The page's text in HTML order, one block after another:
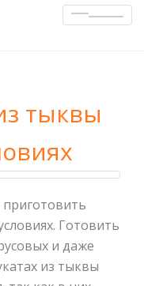
тыквы
Готовить
и даже
из тыквы